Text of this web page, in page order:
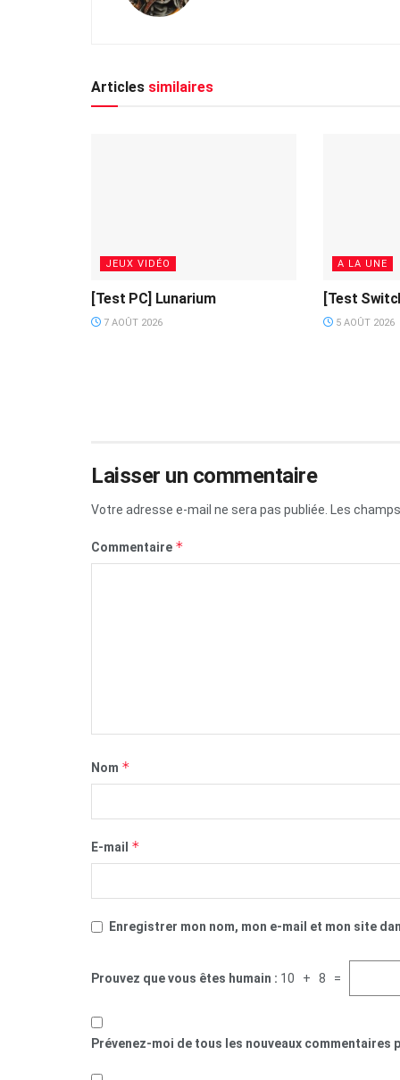
Articles similaires
JEUX VIDÉO
[Test PC] Lunarium
7 AOÛT 2026
A LA UNE
[Test
5 AOÛT 2026
Laisser un commentaire
Votre adresse e-mail ne sera pas publiée. Les
Commentaire *
Nom *
E-mail *
Enregistrer mon nom, mon e-mail et mon site
Prouvez que vous êtes humain : 10 + 8 =
Prévenez-moi de tous les nouveaux commentaires